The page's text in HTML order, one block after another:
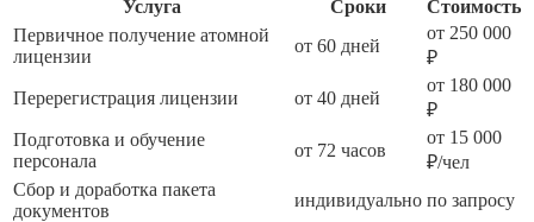
Услуга Сроки
Стоимость
Первичное получение атомной
лицензии
от 60 дней
от 250 000
₽
Перерегистрация лицензии
от 40 дней
от 180 000
₽
Подготовка и обучение
персонала
от 72 часов
от 15 000
₽/чел
Сбор и доработка пакета
документов
индивидуально по запросу